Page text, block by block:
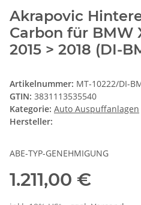
Akrapovic
Carbon für BMW
2015 > 2018 (DI-
Artikelnummer: MT-10222/DI-
GTIN: 3831113535540
Kategorie: Auto Auspuffanlagen
Hersteller:
ABE-TYP-GENEHMIGUNG
1.211,00 €